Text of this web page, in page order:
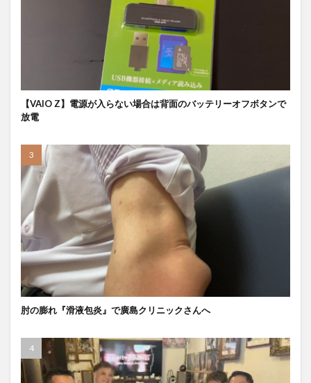
【VAIO Z】電源が入らない場合は背面のバッテリーオフボタンで
放電
肘の膨れ『滑液包炎』で廣島クリニックさんへ